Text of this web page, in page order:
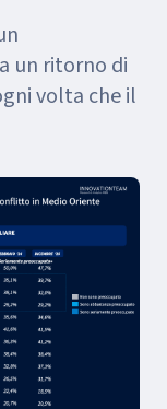
un ritorno di
volta che il